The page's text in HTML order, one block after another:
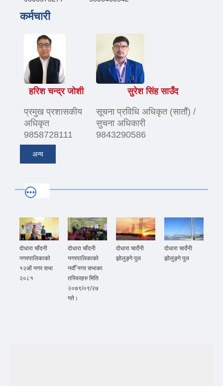
कर्मचारी
हरिश चन्द्र जोशी
प्रमुख प्रशासकीय
अधिकृत
9858728111
सुरेश सिंह साउँद
सूचना प्रविधि अधिकृत (सातौं) /
सुचना अधिकारी
9843290586
अन्य
दोधारा चाँदनी
नगरपालिकाको
१२ओं नगर सभा
२०८१
दोधारा चाँदनी
नगरपालिकाको
नवौँ नगर सभाका
तस्विरहरु मिति
२०७९/०९/२७
गते।
दोधारा चादँनी
झोलुङ्गे पुल
दोधारा चादँनी
झोलुङ्गे पुल